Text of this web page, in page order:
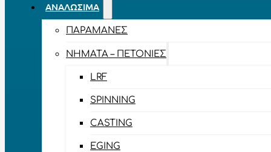
ΑΝΑΛΏΣΙΜΑ
ΠΑΡΑΜΆΝΕΣ
ΝΉΜΑΤΑ – ΠΕΤΟΝΙΈΣ
LRF
SPINNING
CASTING
EGING